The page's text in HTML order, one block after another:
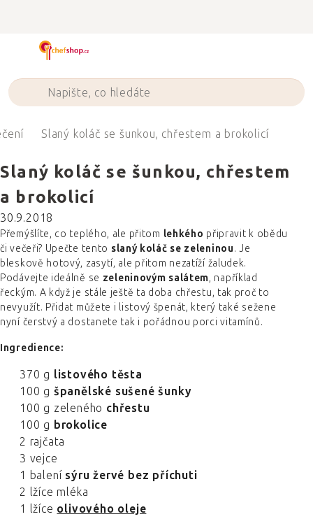
Slaný koláč se šunkou, chřestem a brokolicí
Slaný koláč se šunkou, chřestem
a brokolicí
30.9.2018
Přemýšlíte, co teplého, ale přitom lehkého připravit k obědu
či večeři? Upečte tento slaný koláč se zeleninou. Je
bleskově hotový, zasytí, ale přitom nezatíží žaludek.
Podávejte ideálně se zeleninovým salátem, například
řeckým. A když je stále ještě ta doba chřestu, tak proč to
nevyužít. Přidat můžete i listový špenát, který také sežene
nyní čerstvý a dostanete tak i pořádnou porci vitamínů.
Ingredience:
370 g listového těsta
100 g španělské sušené šunky
100 g zeleného chřestu
100 g brokolice
2 rajčata
3 vejce
1 balení sýru žervé bez příchuti
2 lžíce mléka
1 lžíce olivového oleje